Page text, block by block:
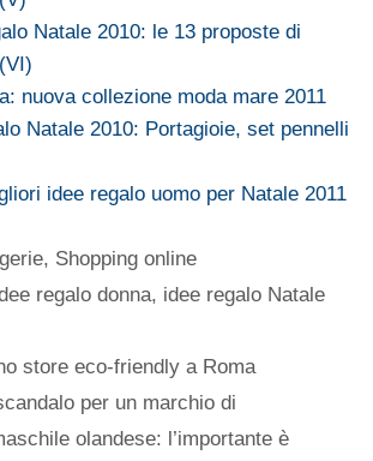
Natale 2010: le 13 proposte di
nuova collezione moda mare 2011
Natale 2010: Portagioie, set pennelli
idee regalo uomo per Natale 2011
, Shopping online
regalo donna, idee regalo Natale
store eco-friendly a Roma
per un marchio di
olandese: l’importante è